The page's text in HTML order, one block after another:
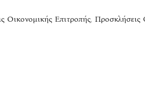
Οικονομικής Επιτροπής, Προσκλήσεις
Σμίνθη